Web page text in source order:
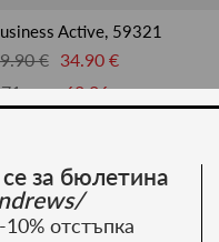
Active, 59321
€
34.90 €
лв. 68.26 лв.
-50%
за бюлетина
отстъпка